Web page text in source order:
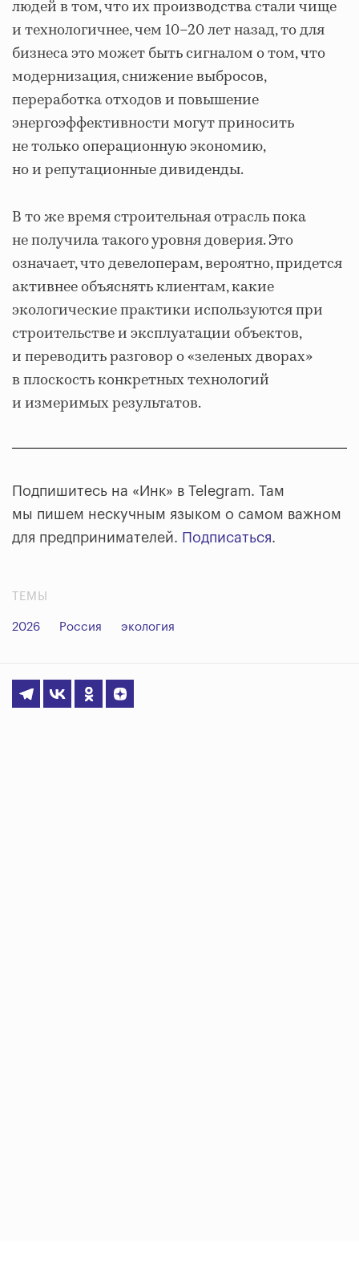
людей в том, что их производства стали чище
и технологичнее, чем 10–20 лет назад, то для
бизнеса это может быть сигналом о том, что
модернизация, снижение выбросов,
переработка отходов и повышение
энергоэффективности могут приносить
не только операционную экономию,
но и репутационные дивиденды.
В то же время строительная отрасль пока
не получила такого уровня доверия. Это
означает, что девелоперам, вероятно, придется
активнее объяснять клиентам, какие
экологические практики используются при
строительстве и эксплуатации объектов,
и переводить разговор о «зеленых дворах»
в плоскость конкретных технологий
и измеримых результатов.
Подпишитесь на «Инк» в Telegram. Там
мы пишем нескучным языком о самом важном
для предпринимателей. Подписаться.
ТЕМЫ
2026 Россия экология